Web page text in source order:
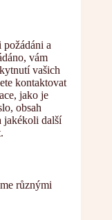
a
vám
vašich
kontaktovat
jako je
obsah
jakékoli další
různými